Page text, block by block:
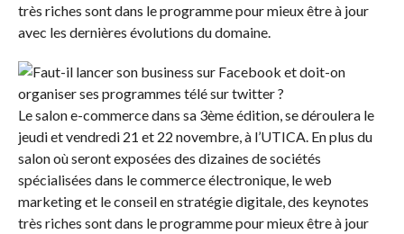
très riches sont dans le programme pour mieux être à jour
avec les dernières évolutions du domaine.
Le salon e-commerce dans sa 3ème édition, se déroulera le
jeudi et vendredi 21 et 22 novembre, à l’UTICA. En plus du
salon où seront exposées des dizaines de sociétés
spécialisées dans le commerce électronique, le web
marketing et le conseil en stratégie digitale, des keynotes
très riches sont dans le programme pour mieux être à jour